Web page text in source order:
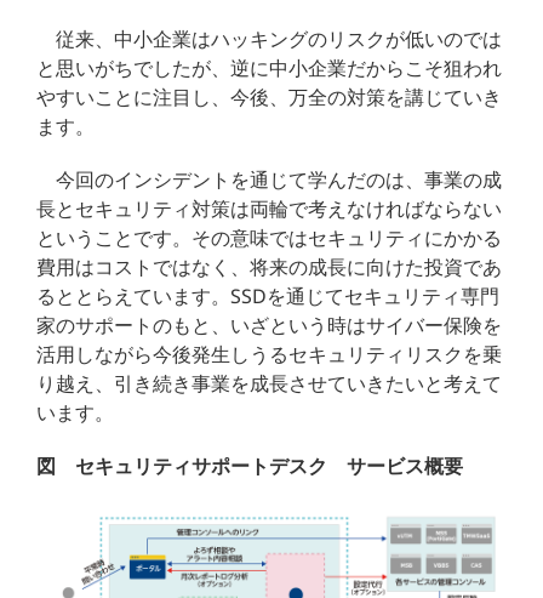
従来、中小企業はハッキングのリスクが低いのでは
と思いがちでしたが、逆に中小企業だからこそ狙われ
やすいことに注目し、今後、万全の対策を講じていき
ます。
今回のインシデントを通じて学んだのは、事業の成
長とセキュリティ対策は両輪で考えなければならない
ということです。その意味ではセキュリティにかかる
費用はコストではなく、将来の成長に向けた投資であ
るととらえています。SSDを通じてセキュリティ専門
家のサポートのもと、いざという時はサイバー保険を
活用しながら今後発生しうるセキュリティリスクを乗
り越え、引き続き事業を成長させていきたいと考えて
います。
図 セキュリティサポートデスク サービス概要